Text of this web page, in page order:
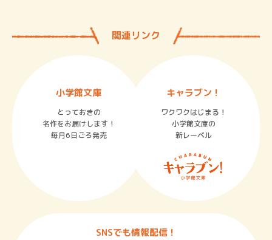
関連リンク
小学館文庫
とっておきの
名作をお届けします！
毎月6日ごろ発売
キャラブン！
ワクワクはじまる！
小学館文庫の
新レーベル
SNSでも情報配信！